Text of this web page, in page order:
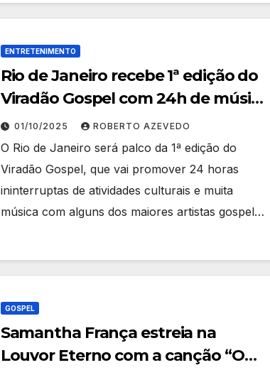
ENTRETENIMENTO
Rio de Janeiro recebe 1ª edição do
Viradão Gospel com 24h de música
e atividades culturais
01/10/2025 ROBERTO AZEVEDO
O Rio de Janeiro será palco da 1ª edição do
Viradão Gospel, que vai promover 24 horas
ininterruptas de atividades culturais e muita
música com alguns dos maiores artistas gospel…
GOSPEL
Samantha França estreia na
Louvor Eterno com a canção “O